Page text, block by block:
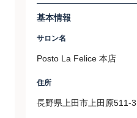
基本情報
サロン名
Posto La Felice 本店
住所
長野県上田市上田原